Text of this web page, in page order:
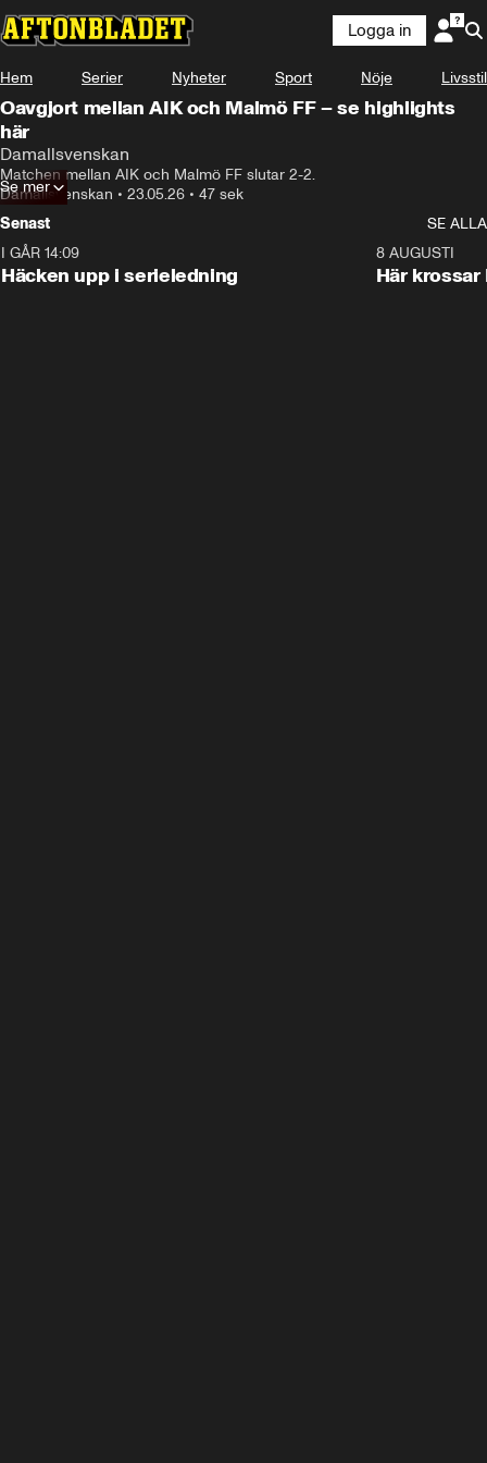
Logga in
Hem Serier Nyheter Sport Nöje Livsstil
Oavgjort mellan AIK och Malmö FF – se highlights
här
Damallsvenskan
Damallsvenskan • 23.05.26 • 47 sek
Se mer
Senast
SE ALLA
I GÅR 14:09
Häcken upp i serieledning
8 AUGUSTI
Här